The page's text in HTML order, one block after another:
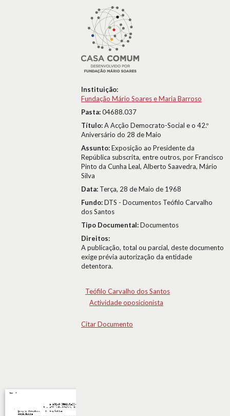
Instituição:
Fundação Mário Soares e Maria Barroso
Pasta:04688.037
Título:A Acção Democrato-Social e o 42.º
Aniversário do 28 de Maio
Assunto:Exposição ao Presidente da
República subscrita, entre outros, por Francisco
Pinto da Cunha Leal, Alberto Saavedra, Mário
Silva
Data: Terça, 28 de Maio de 1968
Fundo:DTS - Documentos Teófilo Carvalho
dos Santos
Tipo Documental:Documentos
Direitos:
A publicação, total ou parcial, deste documento
exige prévia autorização da entidade
detentora.
Teófilo Carvalho dos Santos
Actividade oposicionista
Citar Documento